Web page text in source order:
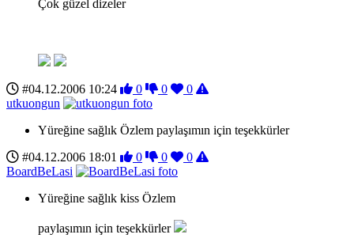
Çok güzel dizeler
#04.12.2006 10:24 0 0
0
utkuongun
Yüreğine sağlık Özlem paylaşımın için teşekkürler
#04.12.2006 18:01
0 0
0
BoardBeLasi
Yüreğine sağlık kiss Özlem
paylaşımın için teşekkürler